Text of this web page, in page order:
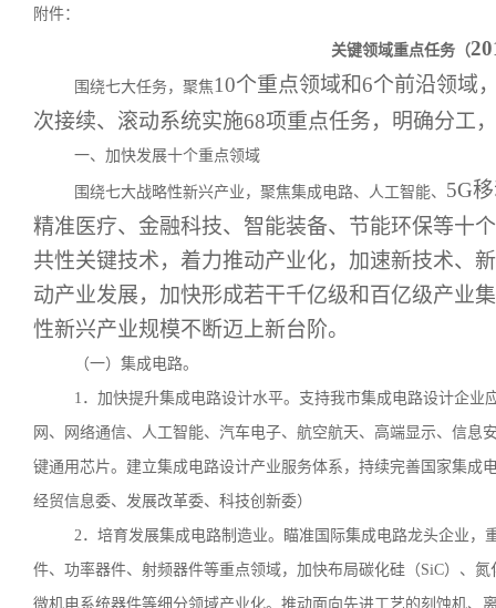
附件：
关键领域重点任务（
围绕七大任务，聚焦10个重点领域和6个前沿领域
次接续、滚动系统实施68项重点任务，明确分工
一、加快发展十个重点领域
围绕七大战略性新兴产业，聚焦集成电路、人工智能、 5G
精准医疗、金融科技、智能装备、节能环保等十
共性关键技术，着力推动产业化，加速新技术、
动产业发展，加快形成若干千亿级和百亿级产业
性新兴产业规模不断迈上新台阶。
（一）集成电路。
1．加快提升集成电路设计水平。支持我市集成电路设计企
网、网络通信、人工智能、汽车电子、航空航天、高端显示、信
键通用芯片。建立集成电路设计产业服务体系，持续完善国家集成
经贸信息委、发展改革委、科技创新委）
2．培育发展集成电路制造业。瞄准国际集成电路龙头企业
件、功率器件、射频器件等重点领域，加快布局碳化硅（SiC）、
微机电系统器件等细分领域产业化。推动面向先进工艺的刻蚀机、